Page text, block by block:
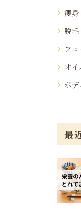
痩身
脱毛
フ
オ
ボデ
最